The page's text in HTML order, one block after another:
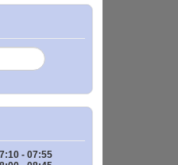
- 07:55